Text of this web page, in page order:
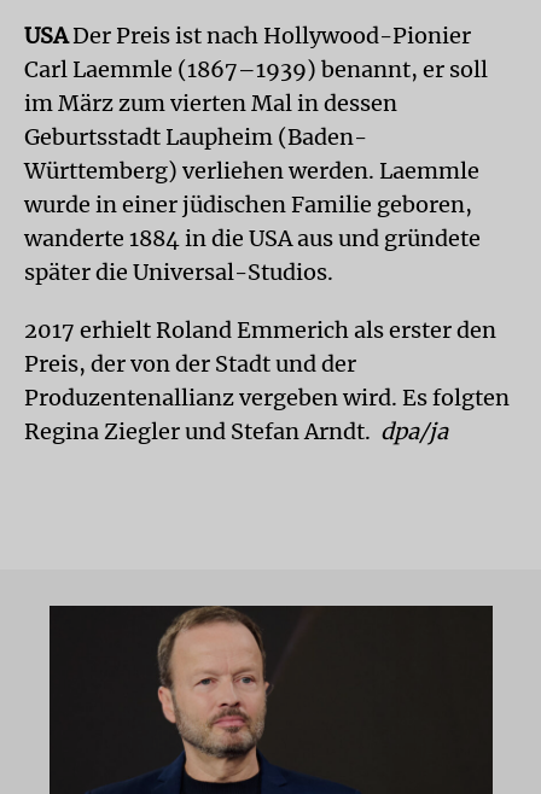
USADer Preis ist nach Hollywood-Pionier
Carl Laemmle (1867–1939) benannt, er soll
im März zum vierten Mal in dessen
Geburtsstadt Laupheim (Baden-
Württemberg) verliehen werden. Laemmle
wurde in einer jüdischen Familie geboren,
wanderte 1884 in die USA aus und gründete
später die Universal-Studios.
2017 erhielt Roland Emmerich als erster den
Preis, der von der Stadt und der
Produzentenallianz vergeben wird. Es folgten
Regina Ziegler und Stefan Arndt. dpa/ja